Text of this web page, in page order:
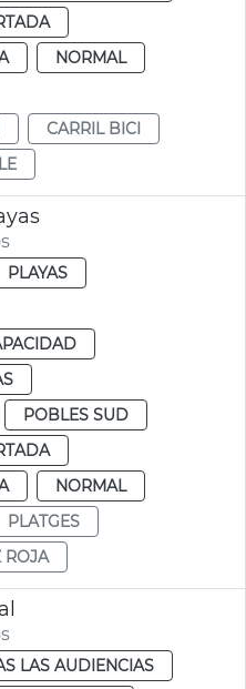
NORMAL
CARRIL BICI
PLAYAS
POBLES SUD
NORMAL
PLATGES
ROJA
LAS AUDIENCIAS